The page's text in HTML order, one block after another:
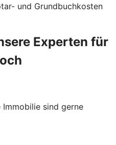
und Grundbuchkosten
Experten für
sind gerne